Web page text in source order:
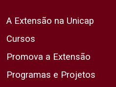
A Extensão na Unicap
Cursos
Promova a Extensão
Programas e Projetos